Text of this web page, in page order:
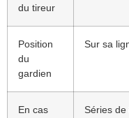
du tireur
Position
du
gardien
Sur sa
En cas
Séries